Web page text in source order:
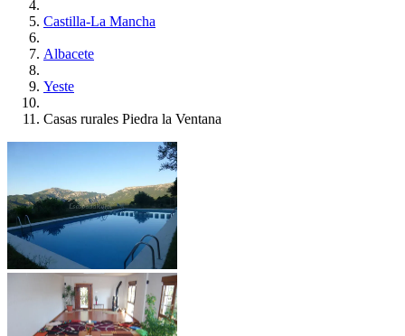
Castilla-La Mancha
Albacete
Yeste
Casas rurales Piedra la Ventana